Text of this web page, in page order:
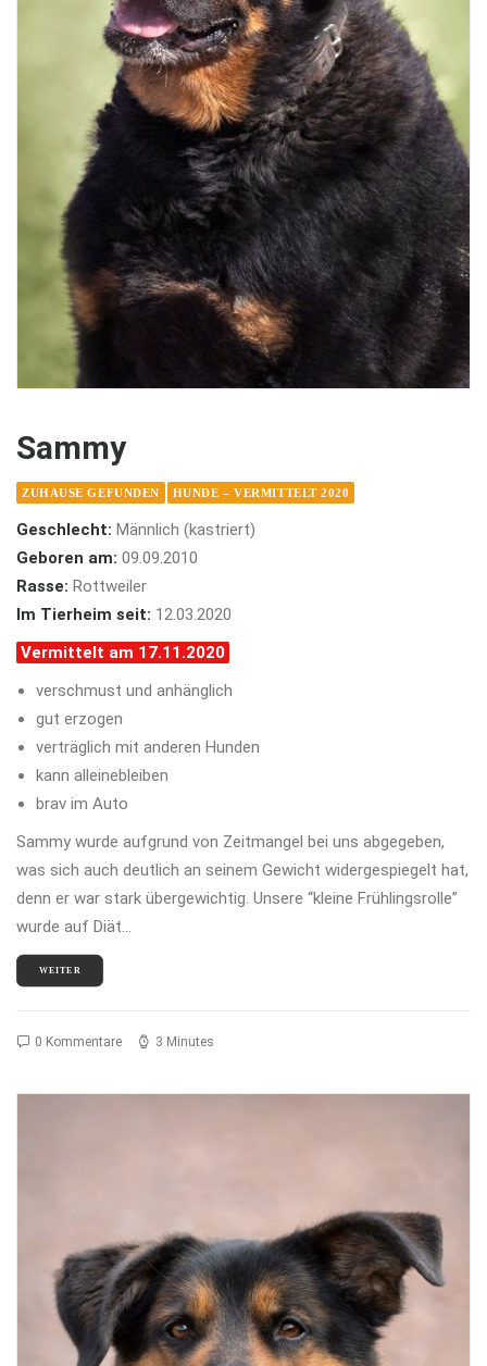
Sammy
ZUHAUSE GEFUNDEN HUNDE – VERMITTELT 2020
Geschlecht: Männlich (kastriert)
Geboren am: 09.09.2010
Rasse: Rottweiler
Im Tierheim seit: 12.03.2020
Vermittelt am 17.11.2020
verschmust und anhänglich
gut erzogen
verträglich mit anderen Hunden
kann alleinebleiben
brav im Auto
Sammy wurde aufgrund von Zeitmangel bei uns abgegeben,
was sich auch deutlich an seinem Gewicht widergespiegelt hat,
denn er war stark übergewichtig. Unsere “kleine Frühlingsrolle”
wurde auf Diät…
WEITER
0 Kommentare 3 Minutes